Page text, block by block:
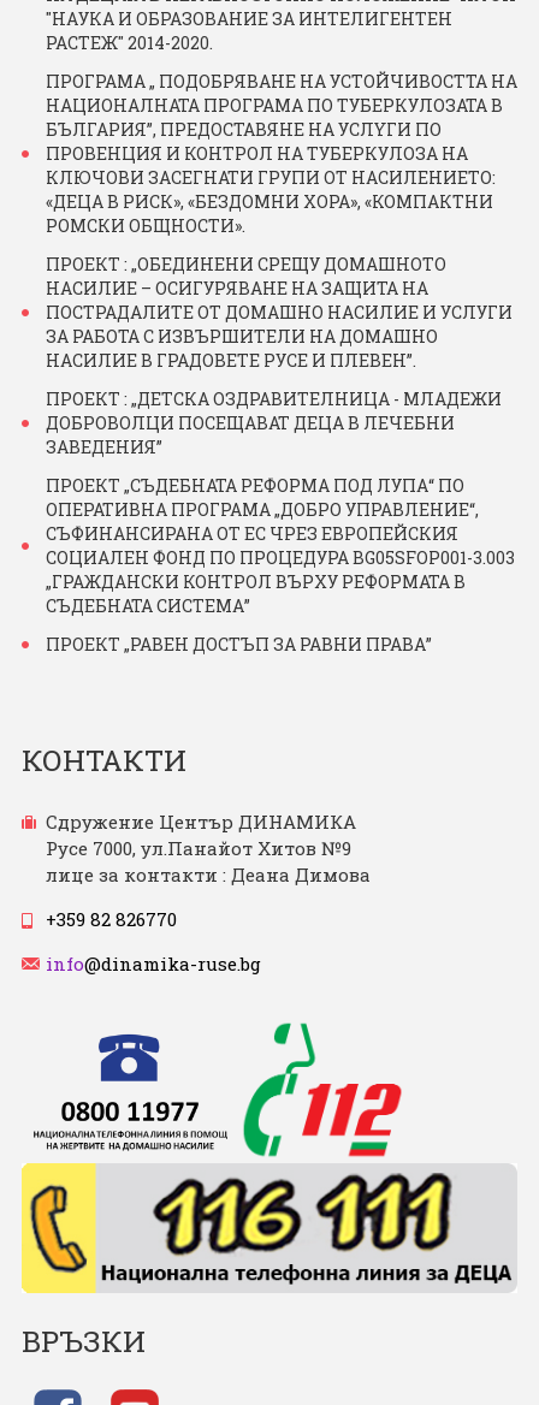
"НАУКА И ОБРАЗОВАНИЕ ЗА ИНТЕЛИГЕНТЕН
РАСТЕЖ" 2014-2020.
ПРОГРАМА „ ПОДОБРЯВАНЕ НА УСТОЙЧИВОСТТА НА
НАЦИОНАЛНАТА ПРОГРАМА ПО ТУБЕРКУЛОЗАТА В
БЪЛГАРИЯ”, ПРЕДОСТАВЯНЕ НА УСЛYГИ ПО
ПРОВЕНЦИЯ И КОНТРОЛ НА ТУБЕРКУЛОЗА НА
КЛЮЧОВИ ЗАСЕГНАТИ ГРУПИ ОТ НАСИЛЕНИЕТО:
«ДЕЦА В РИСК», «БЕЗДОМНИ ХОРА», «КОМПАКТНИ
РОМСКИ ОБЩНОСТИ».
ПРОЕКТ : „ОБЕДИНЕНИ СРЕЩУ ДОМАШНОТО
НАСИЛИЕ – ОСИГУРЯВАНЕ НА ЗАЩИТА НА
ПОСТРАДАЛИТЕ ОТ ДОМАШНО НАСИЛИЕ И УСЛУГИ
ЗА РАБОТА С ИЗВЪРШИТЕЛИ НА ДОМАШНО
НАСИЛИЕ В ГРАДОВЕТЕ РУСЕ И ПЛЕВЕН”.
ПРОЕКТ : „ДЕТСКА ОЗДРАВИТЕЛНИЦА - МЛАДЕЖИ
ДОБРОВОЛЦИ ПОСЕЩАВАТ ДЕЦА В ЛЕЧЕБНИ
ЗАВЕДЕНИЯ”
ПРОЕКТ „СЪДЕБНАТА РЕФОРМА ПОД ЛУПА“ ПО
ОПЕРАТИВНА ПРОГРАМА „ДОБРО УПРАВЛЕНИЕ“,
СЪФИНАНСИРАНА ОТ ЕС ЧРЕЗ ЕВРОПЕЙСКИЯ
СОЦИАЛЕН ФОНД ПО ПРОЦЕДУРА BG05SFOP001-3.003
„ГРАЖДАНСКИ КОНТРОЛ ВЪРХУ РЕФОРМАТА В
СЪДЕБНАТА СИСТЕМА”
ПРОЕКТ „РАВЕН ДОСТЪП ЗА РАВНИ ПРАВА”
КОНТАКТИ
Сдружение Център ДИНАМИКА
Русе 7000, ул.Панайот Хитов №9
лице за контакти : Деана Димова
+359 82 826770
info@dinamika-ruse.bg
ВРЪЗКИ